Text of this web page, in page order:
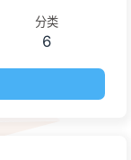
分类
6